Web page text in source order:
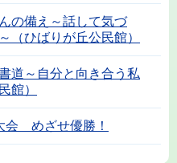
の備え～話して気づ
（ひばりが丘公民館）
道～自分と向き合う私
館）
めざせ優勝！